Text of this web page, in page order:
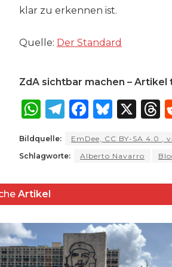
klar zu erkennen ist.
Quelle: Der Standard
ZdA sichtbar machen – Artikel
W
a
ts
A
p
p
T
e
g
ra
m
F
c
e
b
o
o
k
B
e
s
k
y
X
T
a
d
s
Bildquelle: EmDee, CC BY-SA 4.0
,
Schlagworte:
Alberto Navarro
Artikel